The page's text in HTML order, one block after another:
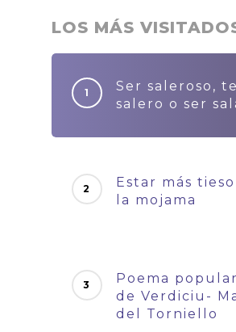
LOS MÁS
Ser saleroso,
salero o ser
Estar más
la mojama
Poema
de Verdiciu-
del Torniello